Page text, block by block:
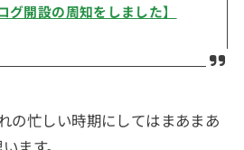
開設の周知をしました】
の忙しい時期にしてはまあまあ